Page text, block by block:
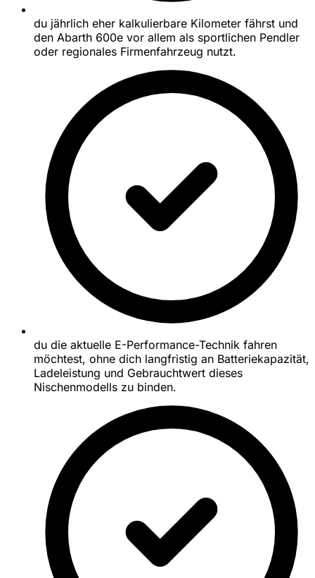
du jährlich eher kalkulierbare Kilometer fährst und
den Abarth 600e vor allem als sportlichen Pendler
oder regionales Firmenfahrzeug nutzt.
du die aktuelle E-Performance-Technik fahren
möchtest, ohne dich langfristig an Batteriekapazität,
Ladeleistung und Gebrauchtwert dieses
Nischenmodells zu binden.